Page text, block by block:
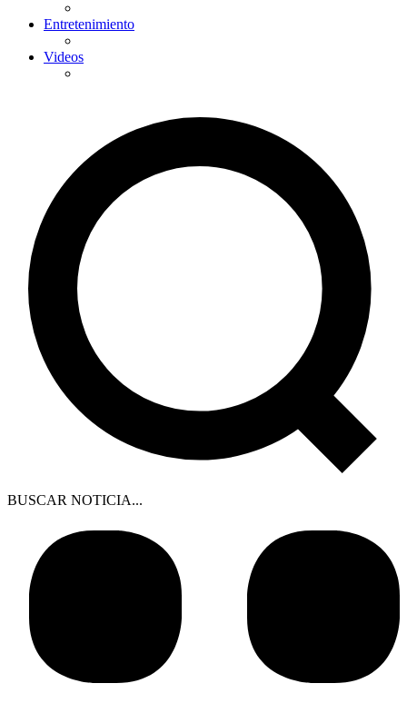
Entretenimiento
Videos
BUSCAR NOTICIA...